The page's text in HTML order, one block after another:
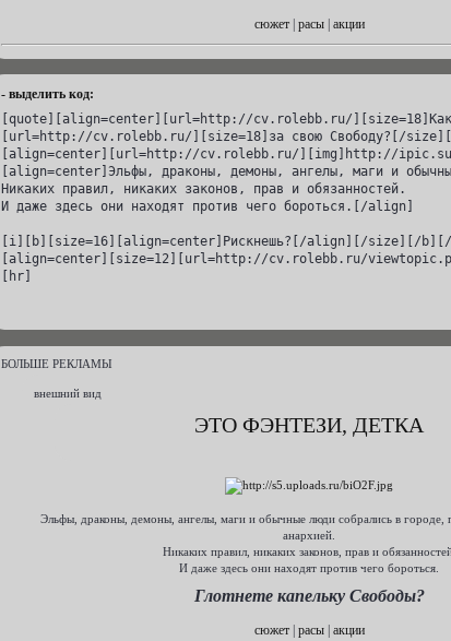
сюжет| расы| акции
- выделить код:
[quote][align=center][url=http://cv.rolebb.ru/
[url=http://cv.rolebb.ru/][size=18]за свою Свободу?[/
[align=center][url=http://cv.rolebb.ru/][img]http://
[align=center]Эльфы, драконы, демоны, ангелы, маги и
Никаких правил, никаких законов, прав и обязанностей.
И даже здесь они находят против чего бороться.[/align]
[i][b][size=16][align=center]Рискнешь?[/align][/size][/
[align=center][size=12][url=http://cv.rolebb.ru/
[hr]
БОЛЬШЕ РЕКЛАМЫ
внешний вид
ЭТО ФЭНТЕЗИ, ДЕТКА
Эльфы, драконы, демоны, ангелы, маги и обычные люди собрались в городе,
анархией.
Никаких правил, никаких законов, прав и
И даже здесь они находят против чего бороться.
Глотнете капельку Свободы?
сюжет| расы| акции